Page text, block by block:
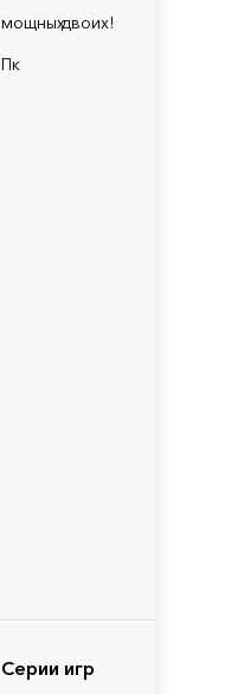
мощных
Пк
двоих!
Серии игр